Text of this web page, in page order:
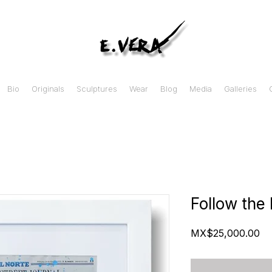
Bio Originals Sculptures Wear Blog Media Galleries
Follow the
MX$25,000.00